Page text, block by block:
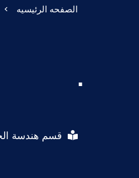
الصفحه الرئيسيه
.
قسم هندسة